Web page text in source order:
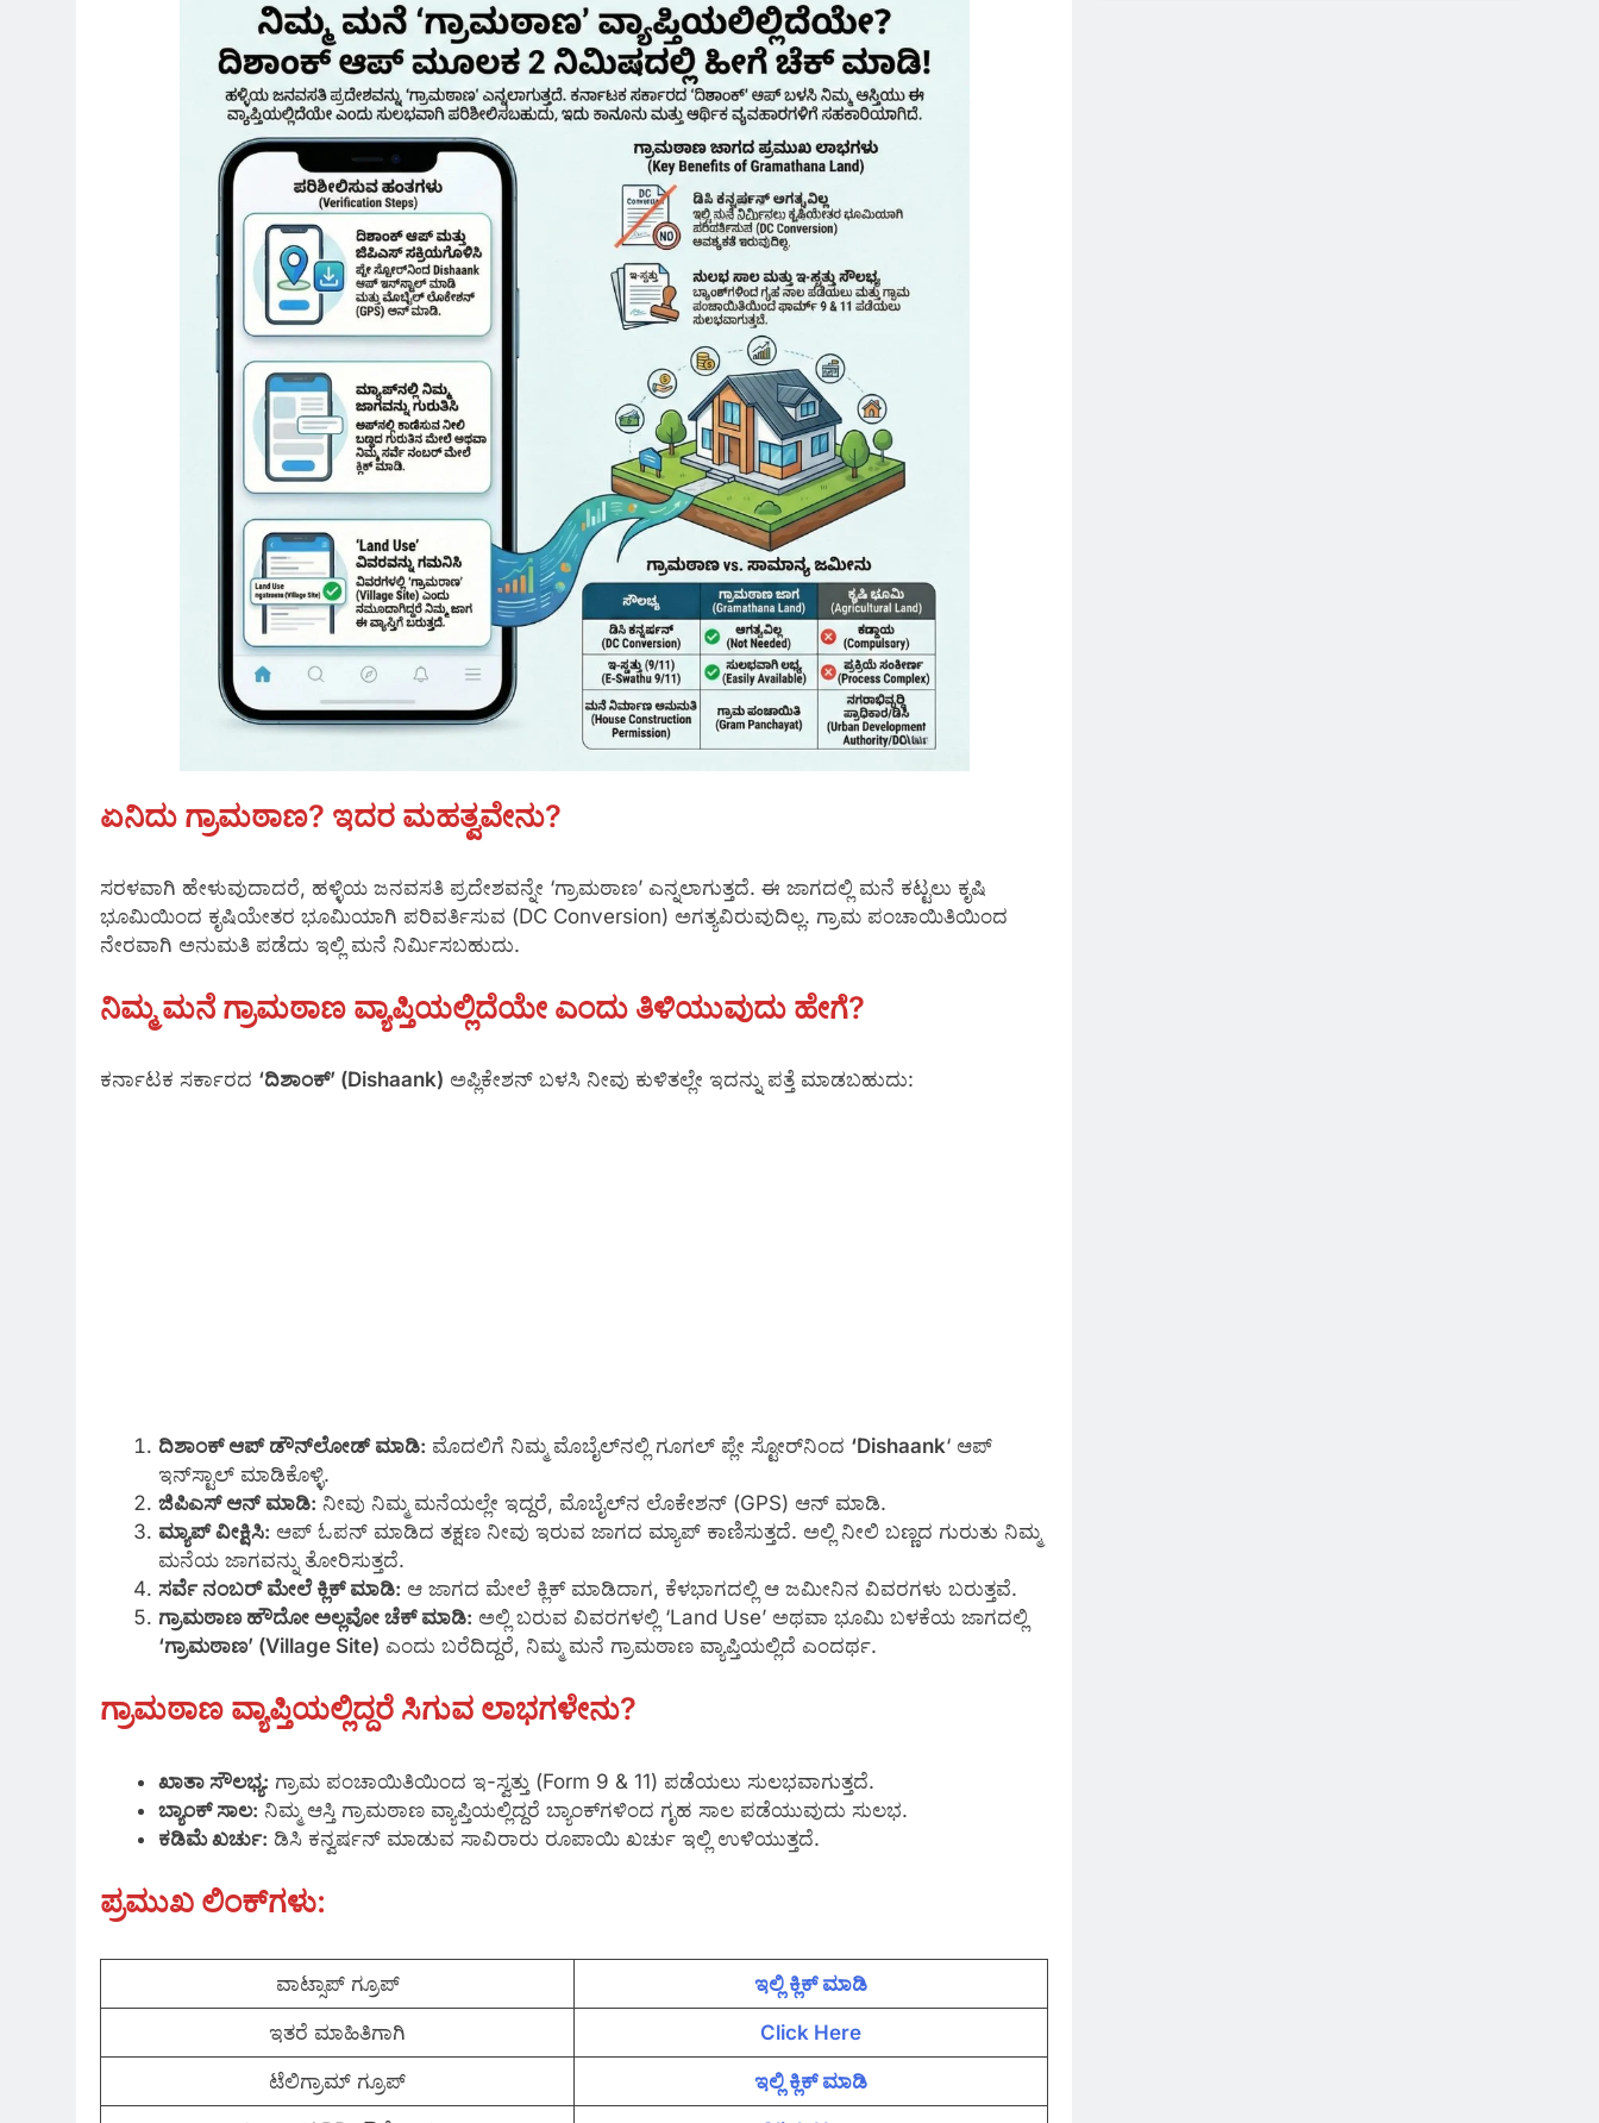
ಏನಿದು ಗ್ರಾಮಠಾಣ? ಇದರ ಮಹತ್ವವೇನು?
ಸರಳವಾಗಿ ಹೇಳುವುದಾದರೆ, ಹಳ್ಳಿಯ ಜನವಸತಿ ಪ್ರದೇಶವನ್ನೇ ‘ಗ್ರಾಮಠಾಣ’ ಎನ್ನಲಾಗುತ್ತದೆ. ಈ ಜಾಗದಲ್ಲಿ ಮನೆ ಕಟ್ಟಲು ಕೃಷಿ
ಭೂಮಿಯಿಂದ ಕೃಷಿಯೇತರ ಭೂಮಿಯಾಗಿ ಪರಿವರ್ತಿಸುವ (DC Conversion) ಅಗತ್ಯವಿರುವುದಿಲ್ಲ. ಗ್ರಾಮ ಪಂಚಾಯಿತಿಯಿಂದ
ನೇರವಾಗಿ ಅನುಮತಿ ಪಡೆದು ಇಲ್ಲಿ ಮನೆ ನಿರ್ಮಿಸಬಹುದು.
ನಿಮ್ಮ ಮನೆ ಗ್ರಾಮಠಾಣ ವ್ಯಾಪ್ತಿಯಲ್ಲಿದೆಯೇ ಎಂದು ತಿಳಿಯುವುದು ಹೇಗೆ?
ಕರ್ನಾಟಕ ಸರ್ಕಾರದ ‘ದಿಶಾಂಕ್’ (Dishaank) ಅಪ್ಲಿಕೇಶನ್ ಬಳಸಿ ನೀವು ಕುಳಿತಲ್ಲೇ ಇದನ್ನು ಪತ್ತೆ ಮಾಡಬಹುದು:
ದಿಶಾಂಕ್ ಆಪ್ ಡೌನ್‌ಲೋಡ್ ಮಾಡಿ: ಮೊದಲಿಗೆ ನಿಮ್ಮ ಮೊಬೈಲ್‌ನಲ್ಲಿ ಗೂಗಲ್ ಪ್ಲೇ ಸ್ಟೋರ್‌ನಿಂದ ‘Dishaank‘ ಆಪ್
ಇನ್‌ಸ್ಟಾಲ್ ಮಾಡಿಕೊಳ್ಳಿ.
ಜಿಪಿಎಸ್ ಆನ್ ಮಾಡಿ: ನೀವು ನಿಮ್ಮ ಮನೆಯಲ್ಲೇ ಇದ್ದರೆ, ಮೊಬೈಲ್‌ನ ಲೊಕೇಶನ್ (GPS) ಆನ್ ಮಾಡಿ.
ಮ್ಯಾಪ್ ವೀಕ್ಷಿಸಿ: ಆಪ್ ಓಪನ್ ಮಾಡಿದ ತಕ್ಷಣ ನೀವು ಇರುವ ಜಾಗದ ಮ್ಯಾಪ್ ಕಾಣಿಸುತ್ತದೆ. ಅಲ್ಲಿ ನೀಲಿ ಬಣ್ಣದ ಗುರುತು ನಿಮ್ಮ
ಮನೆಯ ಜಾಗವನ್ನು ತೋರಿಸುತ್ತದೆ.
ಸರ್ವೆ ನಂಬರ್ ಮೇಲೆ ಕ್ಲಿಕ್ ಮಾಡಿ: ಆ ಜಾಗದ ಮೇಲೆ ಕ್ಲಿಕ್ ಮಾಡಿದಾಗ, ಕೆಳಭಾಗದಲ್ಲಿ ಆ ಜಮೀನಿನ ವಿವರಗಳು ಬರುತ್ತವೆ.
ಗ್ರಾಮಠಾಣ ಹೌದೋ ಅಲ್ಲವೋ ಚೆಕ್ ಮಾಡಿ: ಅಲ್ಲಿ ಬರುವ ವಿವರಗಳಲ್ಲಿ ‘Land Use’ ಅಥವಾ ಭೂಮಿ ಬಳಕೆಯ ಜಾಗದಲ್ಲಿ
‘ಗ್ರಾಮಠಾಣ’ (Village Site) ಎಂದು ಬರೆದಿದ್ದರೆ, ನಿಮ್ಮ ಮನೆ ಗ್ರಾಮಠಾಣ ವ್ಯಾಪ್ತಿಯಲ್ಲಿದೆ ಎಂದರ್ಥ.
ಗ್ರಾಮಠಾಣ ವ್ಯಾಪ್ತಿಯಲ್ಲಿದ್ದರೆ ಸಿಗುವ ಲಾಭಗಳೇನು?
ಖಾತಾ ಸೌಲಭ್ಯ: ಗ್ರಾಮ ಪಂಚಾಯಿತಿಯಿಂದ ಇ-ಸ್ವತ್ತು (Form 9 & 11) ಪಡೆಯಲು ಸುಲಭವಾಗುತ್ತದೆ.
ಬ್ಯಾಂಕ್ ಸಾಲ: ನಿಮ್ಮ ಆಸ್ತಿ ಗ್ರಾಮಠಾಣ ವ್ಯಾಪ್ತಿಯಲ್ಲಿದ್ದರೆ ಬ್ಯಾಂಕ್‌ಗಳಿಂದ ಗೃಹ ಸಾಲ ಪಡೆಯುವುದು ಸುಲಭ.
ಕಡಿಮೆ ಖರ್ಚು: ಡಿಸಿ ಕನ್ವರ್ಷನ್ ಮಾಡುವ ಸಾವಿರಾರು ರೂಪಾಯಿ ಖರ್ಚು ಇಲ್ಲಿ ಉಳಿಯುತ್ತದೆ.
ಪ್ರಮುಖ ಲಿಂಕ್‌ಗಳು:
ವಾಟ್ಸಾಪ್‌ ಗ್ರೂಪ್ ಇಲ್ಲಿ ಕ್ಲಿಕ್‌ ಮಾಡಿ
ಇತರೆ ಮಾಹಿತಿಗಾಗಿ Click Here
ಟೆಲಿಗ್ರಾಮ್ ಗ್ರೂಪ್ ಇಲ್ಲಿ ಕ್ಲಿಕ್‌ ಮಾಡಿ